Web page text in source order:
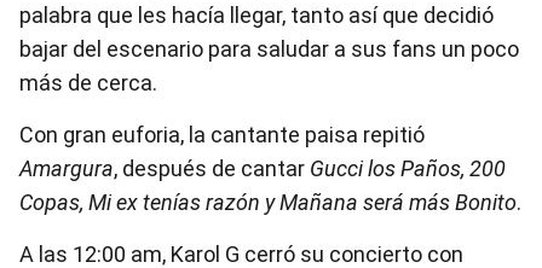
palabra que les hacía llegar, tanto así que decidió
bajar del escenario para saludar a sus fans un poco
más de cerca.
Con gran euforia, la cantante paisa repitió
Amargura, después de cantar Gucci los Paños, 200
Copas, Mi ex tenías razón y Mañana será más Bonito.
A las 12:00 am, Karol G cerró su concierto con